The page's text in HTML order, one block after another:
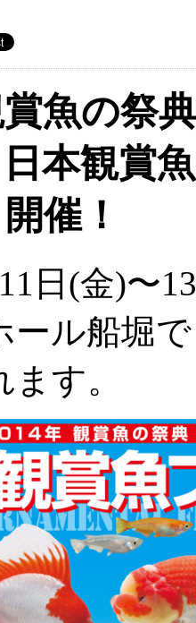
魚の祭典
日本観賞魚
催！
日(金)〜
ール船堀
す。